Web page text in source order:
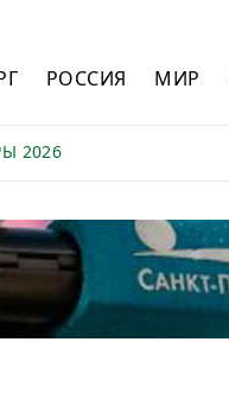
РОССИЯ МИР
2026